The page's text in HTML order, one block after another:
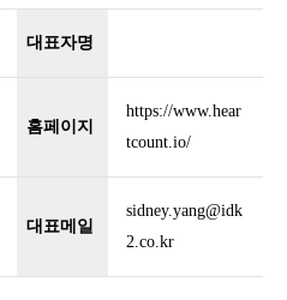
대표자명
홈페이지
https://www.hear
tcount.io/
대표메일
sidney.yang@idk
2.co.kr